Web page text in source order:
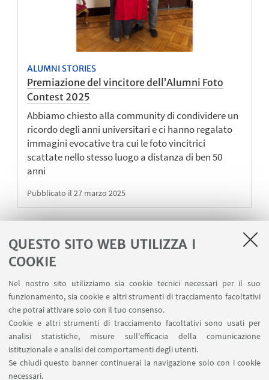
QUESTO SITO WEB UTILIZZA I
COOKIE
Nel nostro sito utilizziamo sia cookie tecnici necessari per il suo
funzionamento, sia cookie e altri strumenti di tracciamento facoltativi
che potrai attivare solo con il tuo consenso.
Cookie e altri strumenti di tracciamento facoltativi sono usati per
analisi statistiche, misure sull'efficacia della comunicazione
istituzionale e analisi dei comportamenti degli utenti.
Se chiudi questo banner continuerai la navigazione solo con i cookie
necessari.
ALUMNI STORIES
Premiazione del vincitore dell’Alumni Foto
Contest 2025
Abbiamo chiesto alla community di condividere un
ricordo degli anni universitari e ci hanno regalato
immagini evocative tra cui le foto vincitrici
scattate nello stesso luogo a distanza di ben 50
anni
Pubblicato il 27 marzo 2025
Precedenti
12
elementi
12
elementi
7 8 9 ... 28
Via Marsala 49